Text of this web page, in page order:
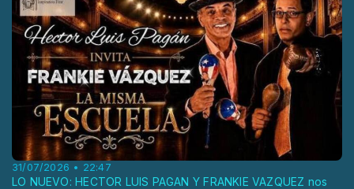
31/07/2026 • 22:47
LO NUEVO: HECTOR LUIS PAGAN Y FRANKIE VAZQUEZ nos